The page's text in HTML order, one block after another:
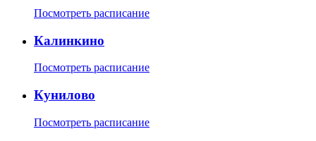
Посмотреть расписание
Калинкино
Посмотреть расписание
Кунилово
Посмотреть расписание